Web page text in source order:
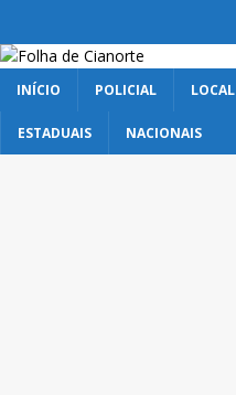
INÍCIO POLICIAL LOCAL
ESTADUAIS NACIONAIS